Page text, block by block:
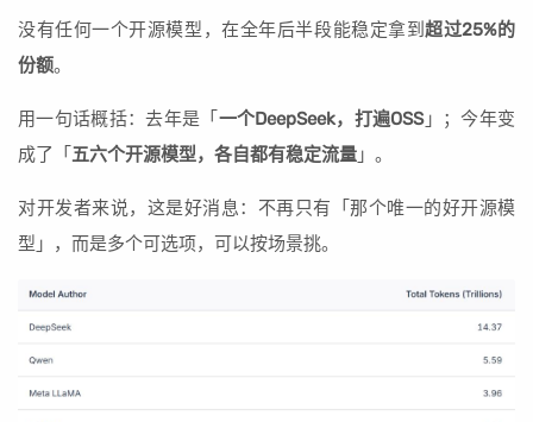
没有任何一个开源模型，在全年后半段能稳定拿到超过25%的
份额。
用一句话概括：去年是「 一个DeepSeek，打遍OSS」；今年变
成了「 五六个开源模型，各自都有稳定流量 」。
对开发者来说，这是好消息：不再只有「那个唯一的好开源模
型」，而是多个可选项，可以按场景挑。